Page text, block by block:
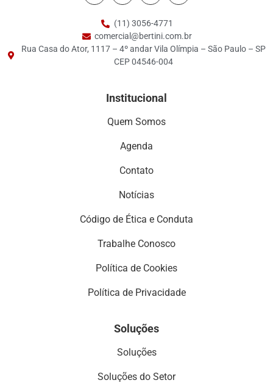
(11) 3056-4771
comercial@bertini.com.br
Rua Casa do Ator, 1117 – 4º andar Vila Olímpia – São Paulo – SP
CEP 04546-004
Institucional
Quem Somos
Agenda
Contato
Notícias
Código de Ética e Conduta
Trabalhe Conosco
Política de Cookies
Política de Privacidade
Soluções
Soluções
Soluções do Setor